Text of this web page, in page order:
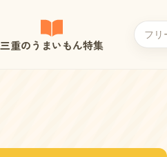
三重のうまいもん特集